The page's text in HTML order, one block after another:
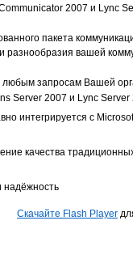
2007 и Lync
пакета
разнообразия вашей
запросам Вашей
Server 2007 и Lync Server
интегрируется с
качества
надёжность
Скачайте Flash Player